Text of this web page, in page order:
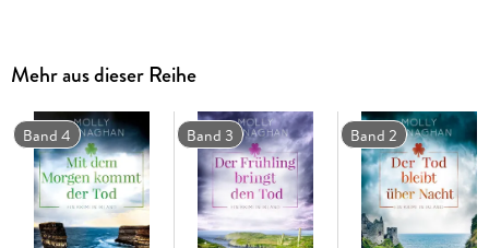
Fiona O'Connors fünfter Fall: Unerschrocken ermittelt sie in
Mehr aus dieser Reihe
Band 4 Band 3 Band 2